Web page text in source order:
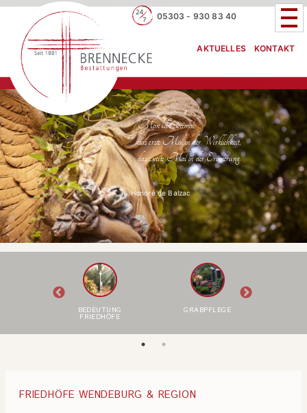
05303 - 930 83 40
AKTUELLES KONTAKT
Man lebt zweimal:
das erste Mal in der Wirklichkeit,
das zweite Mal in der Erinnerung.
Honoré de Balzac
BEDEUTUNG
FRIEDHÖFE
GRABPFLEGE
FRIEDHÖFE WENDEBURG & REGION